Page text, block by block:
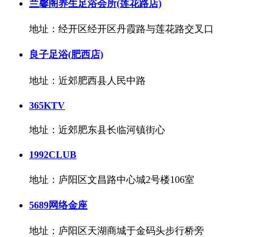
兰馨阁养生足浴会所(莲花路店)
地址：经开区经开区丹霞路与莲花路交叉口
良子足浴(肥西店)
地址：近郊肥西县人民中路
365KTV
地址：近郊肥东县长临河镇街心
1992CLUB
地址：庐阳区文昌路中心城2号楼106室
5689网络金座
地址：庐阳区天湖商城于金码头步行桥旁